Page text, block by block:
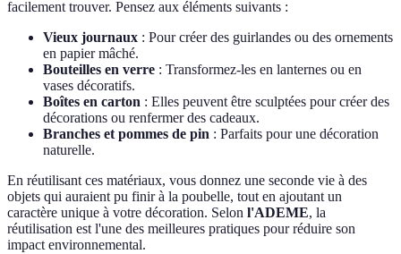
facilement trouver. Pensez aux éléments suivants :
Vieux journaux : Pour créer des guirlandes ou des ornements
en papier mâché.
Bouteilles en verre : Transformez-les en lanternes ou en
vases décoratifs.
Boîtes en carton : Elles peuvent être sculptées pour créer des
décorations ou renfermer des cadeaux.
Branches et pommes de pin : Parfaits pour une décoration
naturelle.
En réutilisant ces matériaux, vous donnez une seconde vie à des
objets qui auraient pu finir à la poubelle, tout en ajoutant un
caractère unique à votre décoration. Selon l'ADEME, la
réutilisation est l'une des meilleures pratiques pour réduire son
impact environnemental.